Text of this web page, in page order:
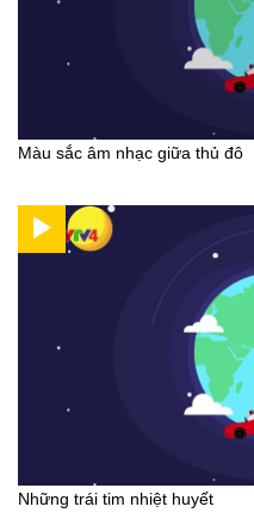
Màu sắc âm nhạc giữa thủ đô
Những trái tim nhiệt huyết